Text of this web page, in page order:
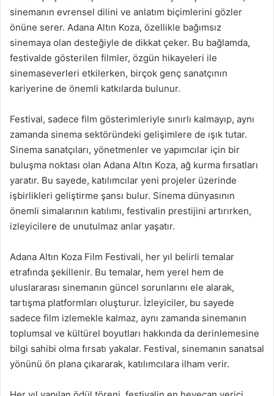
sinemanın evrensel dilini ve anlatım biçimlerini gözler
önüne serer. Adana Altın Koza, özellikle bağımsız
sinemaya olan desteğiyle de dikkat çeker. Bu bağlamda,
festivalde gösterilen filmler, özgün hikayeleri ile
sinemaseverleri etkilerken, birçok genç sanatçının
kariyerine de önemli katkılarda bulunur.
Festival, sadece film gösterimleriyle sınırlı kalmayıp, aynı
zamanda sinema sektöründeki gelişimlere de ışık tutar.
Sinema sanatçıları, yönetmenler ve yapımcılar için bir
buluşma noktası olan Adana Altın Koza, ağ kurma fırsatları
yaratır. Bu sayede, katılımcılar yeni projeler üzerinde
işbirlikleri geliştirme şansı bulur. Sinema dünyasının
önemli simalarının katılımı, festivalin prestijini artırırken,
izleyicilere de unutulmaz anlar yaşatır.
Adana Altın Koza Film Festivali, her yıl belirli temalar
etrafında şekillenir. Bu temalar, hem yerel hem de
uluslararası sinemanın güncel sorunlarını ele alarak,
tartışma platformları oluşturur. İzleyiciler, bu sayede
sadece film izlemekle kalmaz, aynı zamanda sinemanın
toplumsal ve kültürel boyutları hakkında da derinlemesine
bilgi sahibi olma fırsatı yakalar. Festival, sinemanın sanatsal
yönünü ön plana çıkararak, katılımcılara ilham verir.